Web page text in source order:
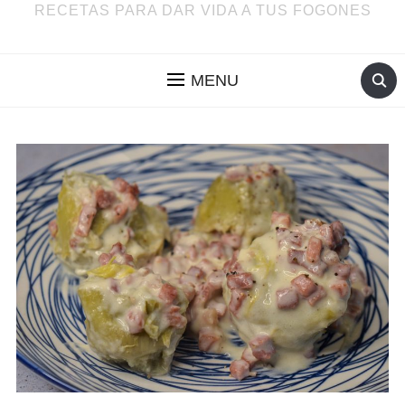
RECETAS PARA DAR VIDA A TUS FOGONES
MENU